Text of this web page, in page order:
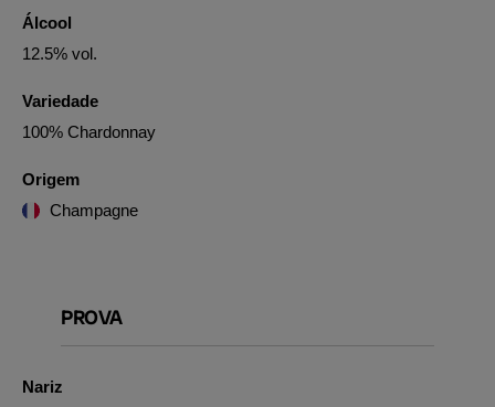
Álcool
12.5% vol.
Variedade
100% Chardonnay
Origem
Champagne
PROVA
Nariz